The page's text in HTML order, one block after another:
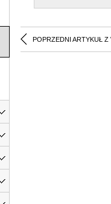
POPRZEDNI ARTYKUŁ Z